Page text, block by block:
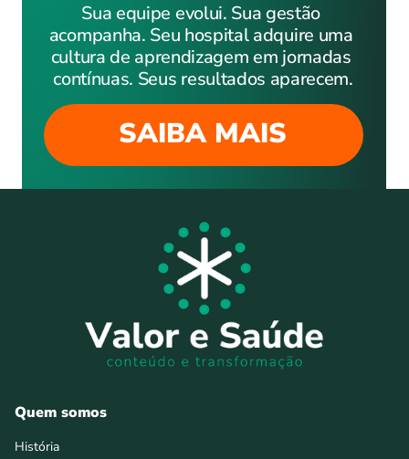
SAIBA MAIS
Sua equipe evolui. Sua gestão
acompanha. Seu hospital adquire uma
cultura de aprendizagem em jornadas
contínuas. Seus resultados aparecem.
Quem somos
História